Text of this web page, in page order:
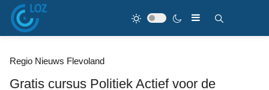
Regio Nieuws Flevoland
Gratis cursus Politiek Actief voor de